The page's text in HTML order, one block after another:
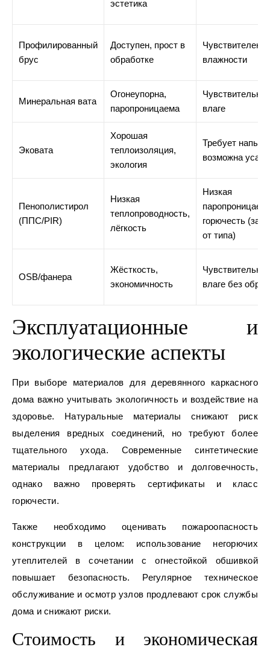
эстетика
Профилированный
брус
Доступен, прост в
обработке
Чувствителен к
влажности
Минеральная вата
Огонеупорна,
паропроницаема
Чувствительна
влагe
Эковата
Хорошая
теплоизоляция,
экология
Требует
возможна
Пенополистирол
(ППС/PIR)
Низкая
теплопроводность,
лёгкость
Низкая
горючесть
от типа)
OSB/фанера
Жёсткость,
экономичность
Чувствительна
влаге без
Эксплуатационные и
экологические аспекты
При выборе материалов для деревянного каркасного
дома важно учитывать экологичность и воздействие на
здоровье. Натуральные материалы снижают риск
выделения вредных соединений, но требуют более
тщательного ухода. Современные синтетические
материалы предлагают удобство и долговечность,
однако важно проверять сертификаты и класс
горючести.
Также необходимо оценивать пожароопасность
конструкции в целом: использование негорючих
утеплителей в сочетании с огнестойкой обшивкой
повышает безопасность. Регулярное техническое
обслуживание и осмотр узлов продлевают срок службы
дома и снижают риски.
Стоимость и экономическая